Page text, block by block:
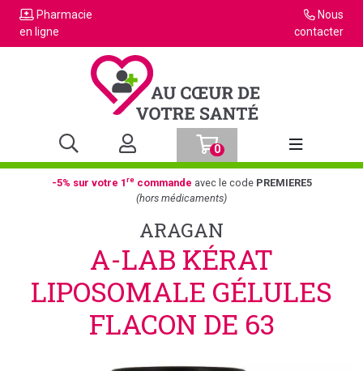
Pharmacie
en ligne
Nous
contacter
0
Afficher la
-5% sur votre 1recommande avec le code PREMIERE5
(hors médicaments)
ARAGAN
A-LAB KÉRAT
LIPOSOMALE GÉLULES
FLACON DE 63